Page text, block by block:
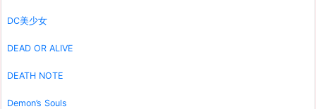
DC美少女
DEAD OR ALIVE
DEATH NOTE
Demon’s Souls